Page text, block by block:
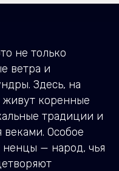
не только
ветра и
Здесь, на
живут коренные
традиции и
Особое
— народ, чья